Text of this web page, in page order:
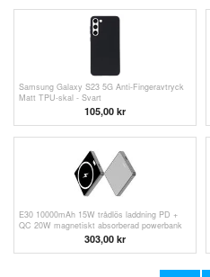
Samsung Galaxy S23 5G Anti-Fingeravtryck
Matt TPU-skal - Svart
105,00 kr
E30 10000mAh 15W trådlös laddning PD +
QC 20W magnetiskt absorberad powerbank
externt batteripaket telefonladdare - grå
303,00 kr